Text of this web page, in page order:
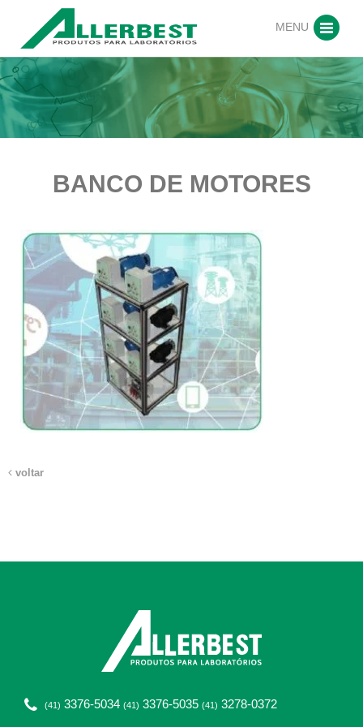
MENU
BANCO DE MOTORES
voltar
(41) 3376-5034 (41) 3376-5035 (41) 3278-0372